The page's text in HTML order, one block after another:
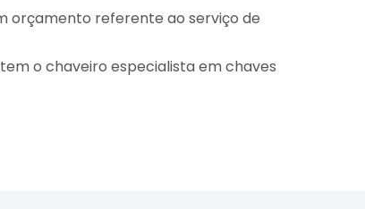
orçamento referente ao serviço de
o chaveiro especialista em chaves